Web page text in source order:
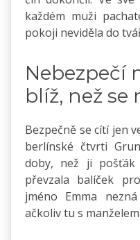
každém muži
pokoji neviděla do
Nebezpečí
blíž, než se
Bezpečně se cítí jen
berlínské čtvrti
doby, než ji pošťák
převzala balíček
jméno Emma
ačkoliv tu s